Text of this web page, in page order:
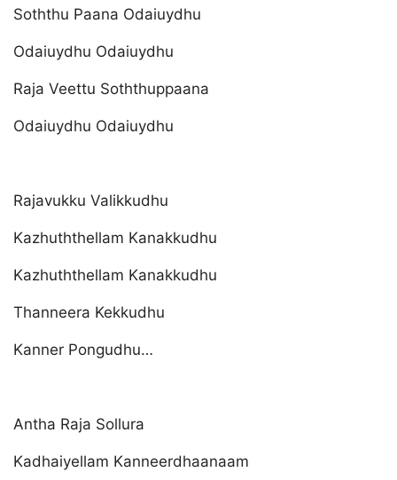
Soththu Paana Odaiuydhu
Odaiuydhu Odaiuydhu
Raja Veettu Soththuppaana
Odaiuydhu Odaiuydhu
Rajavukku Valikkudhu
Kazhuththellam Kanakkudhu
Kazhuththellam Kanakkudhu
Thanneera Kekkudhu
Kanner Pongudhu…
Antha Raja Sollura
Kadhaiyellam Kanneerdhaanaam